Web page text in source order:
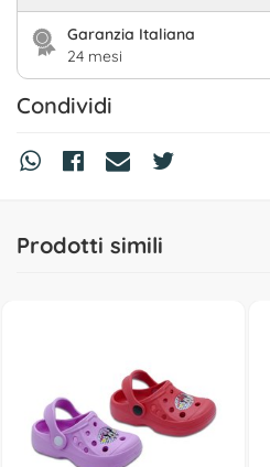
Garanzia Italiana
24 mesi
Condividi
Prodotti simili